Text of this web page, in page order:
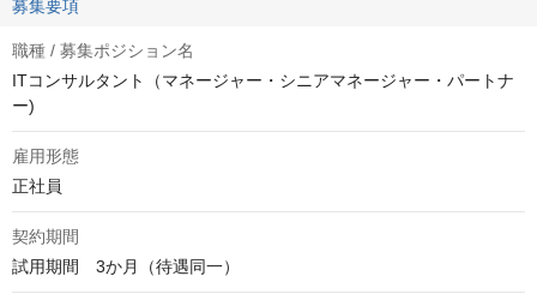
募集要項
職種 / 募集ポジション名
ITコンサルタント（マネージャー・シニアマネージャー・パートナ
ー)
雇用形態
正社員
契約期間
試用期間　3か月（待遇同一）